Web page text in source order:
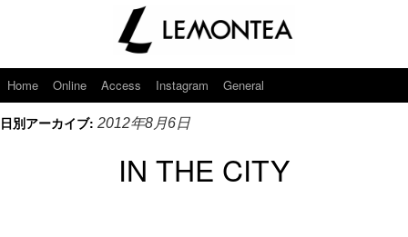
Home Online Access Instagram General
日別アーカイブ: 2012年8月6日
IN THE CITY